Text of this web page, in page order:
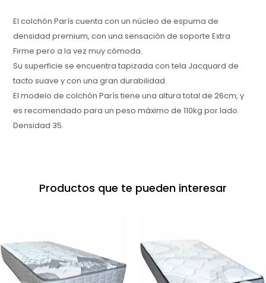
El colchón París cuenta con un núcleo de espuma de
densidad premium, con una sensación de soporte Extra
Firme pero a la vez muy cómoda.
Su superficie se encuentra tapizada con tela Jacquard de
tacto suave y con una gran durabilidad.
El modelo de colchón París tiene una altura total de 26cm, y
es recomendado para un peso máximo de 110kg por lado.
Densidad 35.
Productos que te pueden interesar